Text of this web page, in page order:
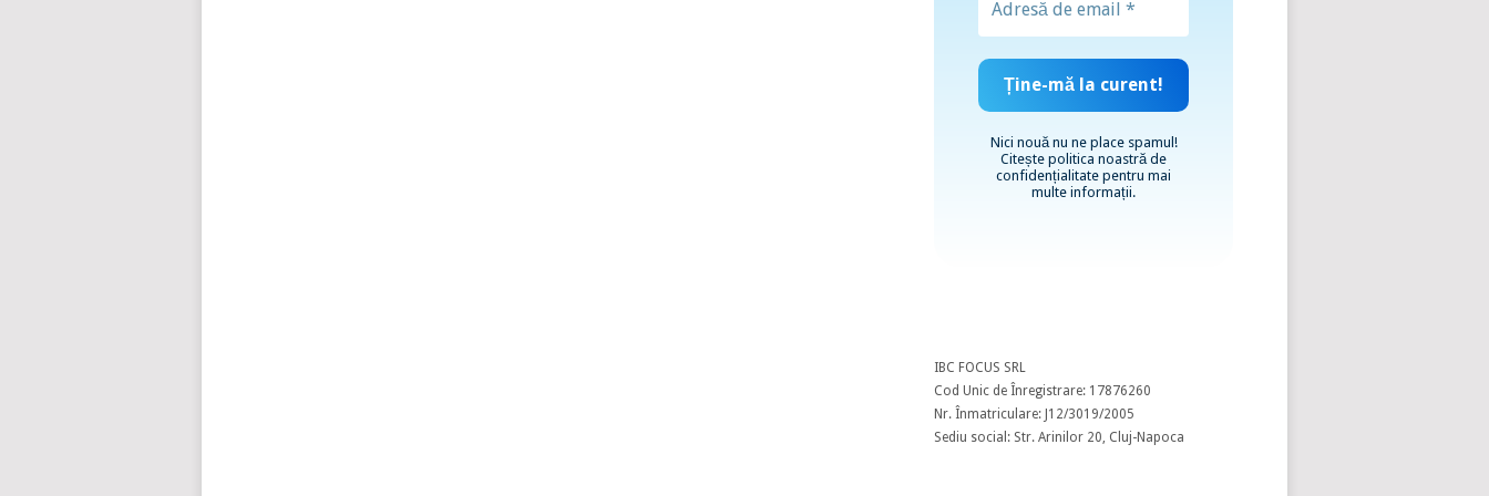
Nici nouă nu ne place spamul!
Citește politica noastră de
confidențialitate pentru mai
multe informații.
IBC FOCUS SRL
Cod Unic de Înregistrare: 17876260
Nr. Înmatriculare: J12/3019/2005
Sediu social: Str. Arinilor 20, Cluj-Napoca